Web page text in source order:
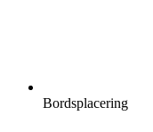
Bordsplacering